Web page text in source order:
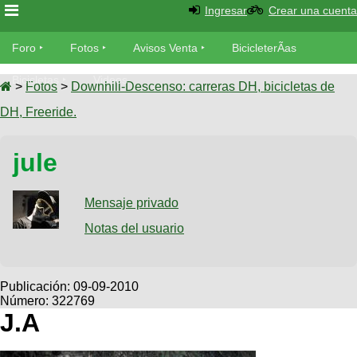
Foro
Foro
TÃ©cnica
Fotos
tu foto
Galeria
XC
Viajes
Descenso
SUBÃ
tu
Buscar
Ultimos
Fotos
BicicleterÃ­
as
Bicicletas
Tandem
Videos
Cicloturismo
Ingresar Crear una cuenta
Foro Fotos Avisos Venta BicicleterÃ­as
Bicicletas Videos
> Fotos > Downhill-Descenso: carreras DH, bicicletas de
DH, Freeride.
jule
Mensaje privado
Notas del usuario
Publicación: 09-09-2010
Número: 322769
J.A